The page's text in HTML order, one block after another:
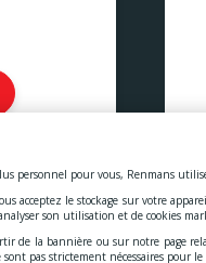
TVA, les droits et les
générales -
personnel pour vous, Renmans
acceptez le stockage sur votre
son utilisation et de cookies
de la bannière ou sur notre page
pas strictement nécessaires pour